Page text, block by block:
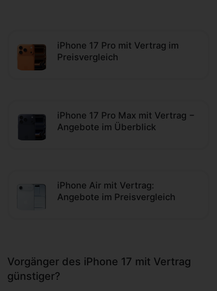
iPhone 17 Pro mit Vertrag im
Preisvergleich
iPhone 17 Pro Max mit Vertrag −
Angebote im Überblick
iPhone Air mit Vertrag:
Angebote im Preisvergleich
Vorgänger des iPhone 17 mit Vertrag
günstiger?